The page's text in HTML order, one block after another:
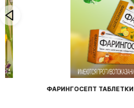
ФАРИНГОСЕПТ ТАБЛЕТКИ №20